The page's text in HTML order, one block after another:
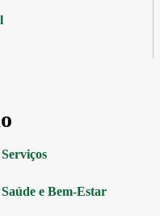
e Bem-Estar